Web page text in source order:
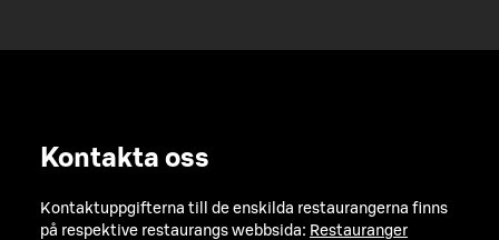
Kontakta oss
Kontaktuppgifterna till de enskilda restaurangerna finns
på respektive restaurangs webbsida: Restauranger